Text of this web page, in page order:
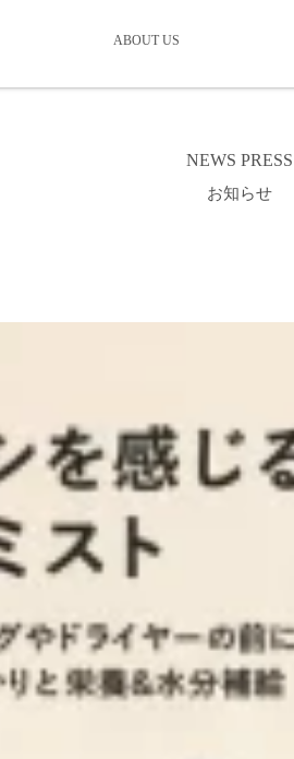
ABOUT US
NEWS PRESS
お知らせ